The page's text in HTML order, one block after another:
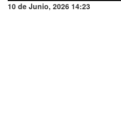
10 de Junio, 2026 14:23